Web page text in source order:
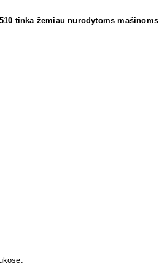
tinka žemiau nurodytoms mašinoms